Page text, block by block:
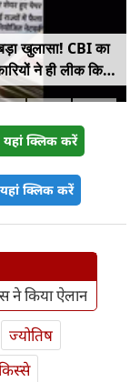
खुलासा! CBI का
ने ही लीक किए
क्लिक करें
क्लिक करें
ने किया ऐलान
ज्योतिष